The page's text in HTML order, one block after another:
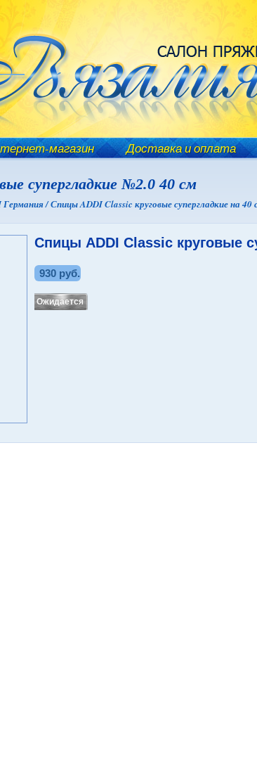
магазин Доставка и оплата
супергладкие №2.0 40 см
/Спицы ADDI Classic круговые супергладкие на 40
Спицы ADDI Classic круговые
930 руб.
Ожидается